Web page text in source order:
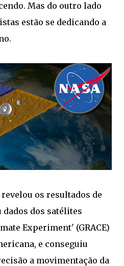
Mas do outro lado
estão se dedicando a
revelou os resultados de
dos satélites
Experiment' (GRACE)
e conseguiu
a movimentação da